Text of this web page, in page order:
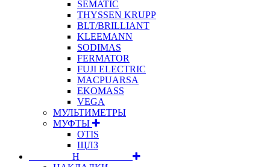
SEMATIC
THYSSEN KRUPP
BLT/BRILLIANT
KLEEMANN
SODIMAS
FERMATOR
FUJI ELECTRIC
MACPUARSA
EKOMASS
VEGA
МУЛЬТИМЕТРЫ
МУФТЫ
OTIS
ЩЛЗ
⠀⠀⠀⠀⠀⠀Н⠀⠀⠀⠀⠀⠀⠀